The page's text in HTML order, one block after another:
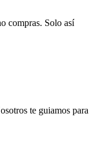
compras. Solo así
te guiamos para